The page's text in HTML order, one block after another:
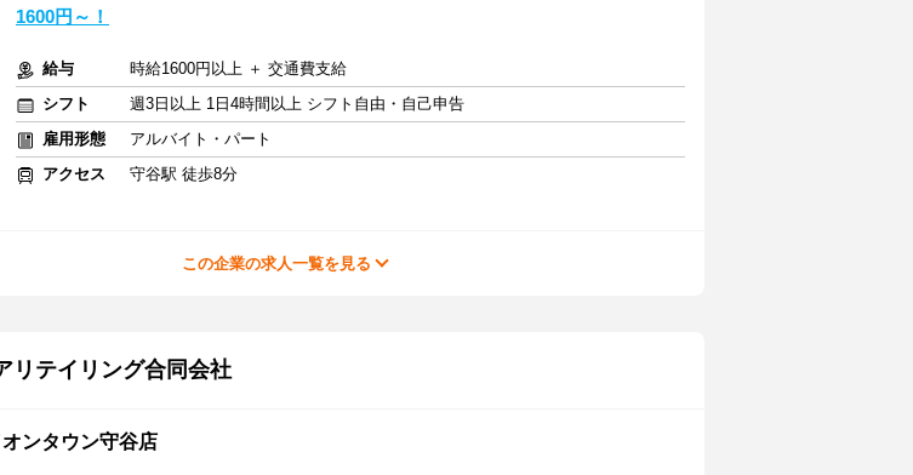
1600円～！
給与
時給1600円以上 ＋ 交通費支給
シフト
週3日以上 1日4時間以上 シフト自由・自己申告
雇用形態
アルバイト・パート
アクセス
守谷駅 徒歩8分
この企業の求人一覧を見る
リテイリング合同会社
ンタウン守谷店